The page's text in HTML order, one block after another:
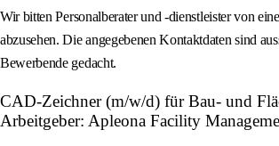
Wir bitten Personalberater und -dienstleister von
abzusehen. Die angegebenen Kontaktdaten sind
Bewerbende gedacht.
CAD-Zeichner (m/w/d) für Bau- und
Arbeitgeber: Apleona Facility